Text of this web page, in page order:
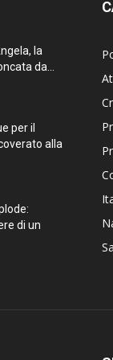
la
da...
per il
alla
di un